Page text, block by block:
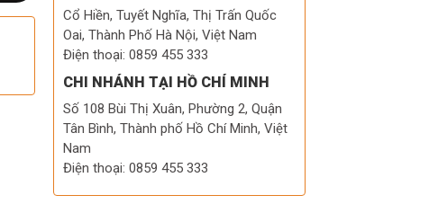
Cổ Hiền, Tuyết Nghĩa, Thị Trấn Quốc
Oai, Thành Phố Hà Nội, Việt Nam
Điện thoại: 0859 455 333
CHI NHÁNH TẠI HỒ CHÍ MINH
Số 108 Bùi Thị Xuân, Phường 2, Quận
Tân Bình, Thành phố Hồ Chí Minh, Việt
Nam
Điện thoại: 0859 455 333